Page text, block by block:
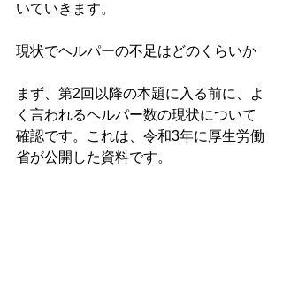
いていきます。
現状でヘルパーの不足はどのくらいか
まず、第2回以降の本題に入る前に、よ
く言われるヘルパー数の現状について
確認です。これは、令和3年に厚生労働
省が公開した資料です。